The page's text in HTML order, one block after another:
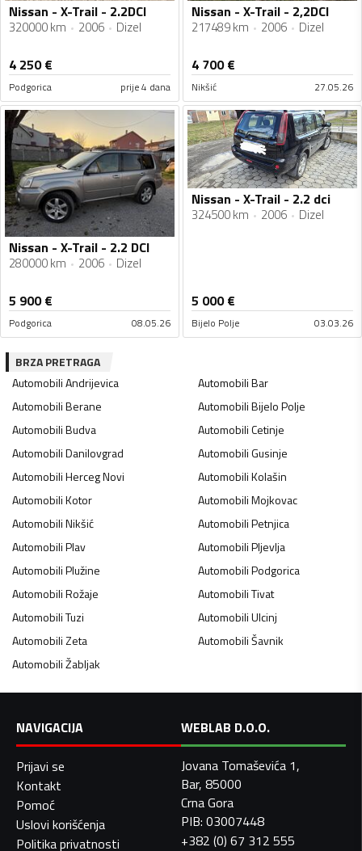
Nissan - X-Trail - 2.2DCI
320000 km 2006 Dizel
4 250€
Podgorica prije 4 dana
Nissan - X-Trail - 2,2DCI
217489 km 2006 Dizel
4 700€
Nikšić 27.05.26
Nissan - X-Trail - 2.2 DCI
280000 km 2006 Dizel
5 900€
Podgorica 08.05.26
Nissan - X-Trail - 2.2 dci
324500 km 2006 Dizel
5 000€
Bijelo Polje 03.03.26
BRZA PRETRAGA
AutomobiliAndrijevica AutomobiliBar
AutomobiliBerane AutomobiliBijelo Polje
AutomobiliBudva AutomobiliCetinje
AutomobiliDanilovgrad AutomobiliGusinje
AutomobiliHerceg Novi AutomobiliKolašin
AutomobiliKotor AutomobiliMojkovac
AutomobiliNikšić AutomobiliPetnjica
AutomobiliPlav AutomobiliPljevlja
AutomobiliPlužine AutomobiliPodgorica
AutomobiliRožaje AutomobiliTivat
AutomobiliTuzi AutomobiliUlcinj
AutomobiliZeta AutomobiliŠavnik
AutomobiliŽabljak
NAVIGACIJA
Prijavi se
Kontakt
Pomoć
Uslovi korišćenja
Politika privatnosti
WEBLAB D.O.O.
Jovana Tomaševića 1,
Bar, 85000
Crna Gora
PIB: 03007448
+382 (0) 67 312 555